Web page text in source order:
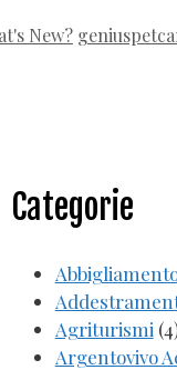
New? Tag
Categorie
Agriturismi
Argentovivo